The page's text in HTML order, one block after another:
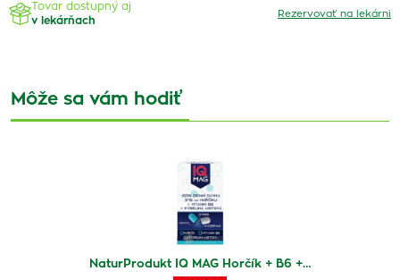
Tovar dostupný aj
v lekárňach
Rezervovať na lekárni
Môže sa vám hodiť
NaturProdukt IQ MAG Horčík + B6 +…